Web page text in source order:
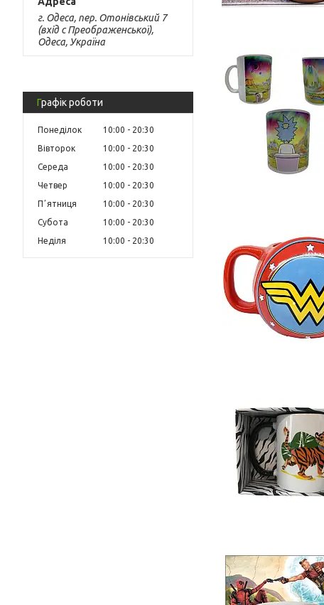
г. Одеса, пер. Отонівський 7
(вхід с Преображенської),
Одеса, Україна
Графік роботи
Понеділок 10:00
20:30
Вівторок
10:00
20:30
Середа
10:00
20:30
Четвер
10:00
20:30
Пʼятниця
10:00
20:30
Субота
10:00
20:30
Неділя
10:00 20:30